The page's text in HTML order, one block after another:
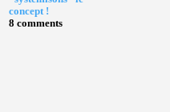
concept !
8 comments